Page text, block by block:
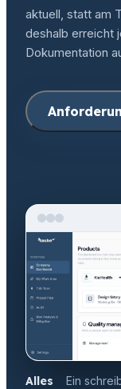
aktuell, statt am
deshalb erreicht
Dokumentation
Alles
Ein